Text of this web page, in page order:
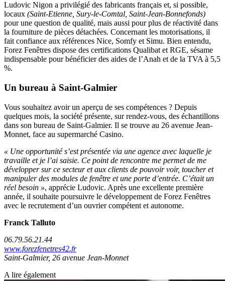
Ludovic Nigon a privilégié des fabricants français et, si possible,
locaux (Saint-Etienne, Sury-le-Comtal, Saint-Jean-Bonnefonds)
pour une question de qualité, mais aussi pour plus de réactivité dans
la fourniture de pièces détachées. Concernant les motorisations, il
fait confiance aux références Nice, Somfy et Simu. Bien entendu,
Forez Fenêtres dispose des certifications Qualibat et RGE, sésame
indispensable pour bénéficier des aides de l’Anah et de la TVA à 5,5
%.
Un bureau à Saint-Galmier
Vous souhaitez avoir un aperçu de ses compétences ? Depuis
quelques mois, la société présente, sur rendez-vous, des échantillons
dans son bureau de Saint-Galmier. Il se trouve au 26 avenue Jean-
Monnet, face au supermarché Casino.
« Une opportunité s’est présentée via une agence avec laquelle je
travaille et je l’ai saisie. Ce point de rencontre me permet de me
développer sur ce secteur et aux clients de pouvoir voir, toucher et
manipuler des modules de fenêtre et une porte d’entrée. C’était un
réel besoin », apprécie Ludovic. Après une excellente première
année, il souhaite poursuivre le développement de Forez Fenêtres
avec le recrutement d’un ouvrier compétent et autonome.
Franck Talluto
06.79.56.21.44
www.forezfenetres42.fr
Saint-Galmier, 26 avenue Jean-Monnet
A lire également